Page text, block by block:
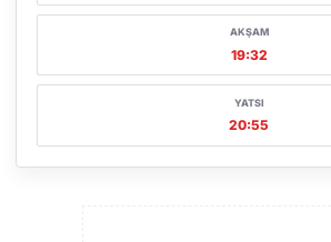
AKŞAM
19:32
YATSI
20:55